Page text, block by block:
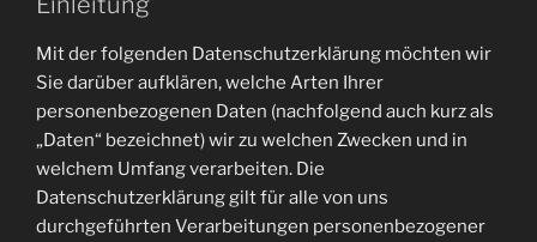
Mit der folgenden Datenschutzerklärung möchten wir
Sie darüber aufklären, welche Arten Ihrer
personenbezogenen Daten (nachfolgend auch kurz als
„Daten“ bezeichnet) wir zu welchen Zwecken und in
welchem Umfang verarbeiten. Die
Datenschutzerklärung gilt für alle von uns
durchgeführten Verarbeitungen personenbezogener